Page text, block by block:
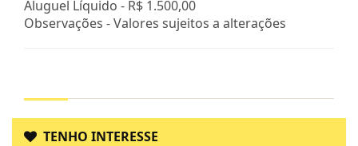
Aluguel Líquido - R$ 1.500,00
Observações - Valores sujeitos a alterações
TENHO INTERESSE